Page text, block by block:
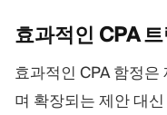
효과적인 CPA
효과적인 CPA 함정
며 확장되는 제안 대